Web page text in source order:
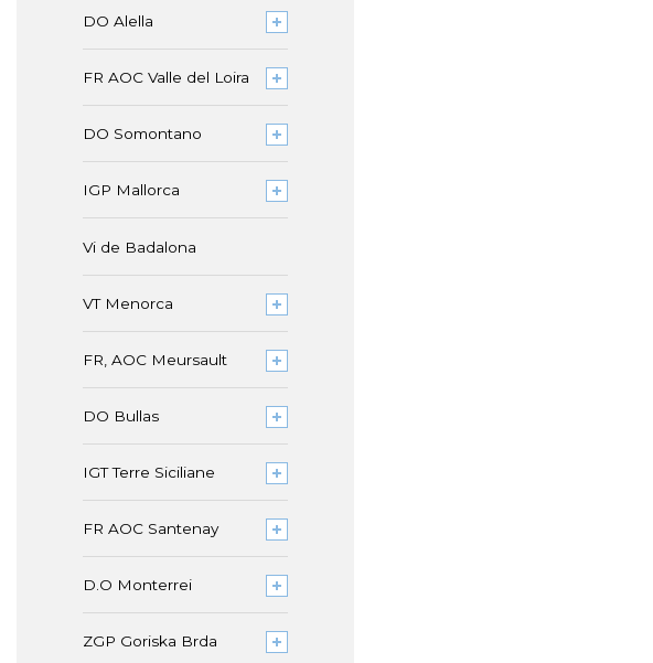
DO Alella
FR AOC Valle del Loira
DO Somontano
IGP Mallorca
Vi de Badalona
VT Menorca
FR, AOC Meursault
DO Bullas
IGT Terre Siciliane
FR AOC Santenay
D.O Monterrei
ZGP Goriska Brda